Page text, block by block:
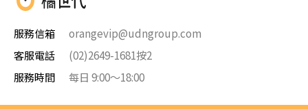
服務信箱
orangevip@udngroup.com
客服電話
(02)2649-1681按2
服務時間
每日 9:00～18:00